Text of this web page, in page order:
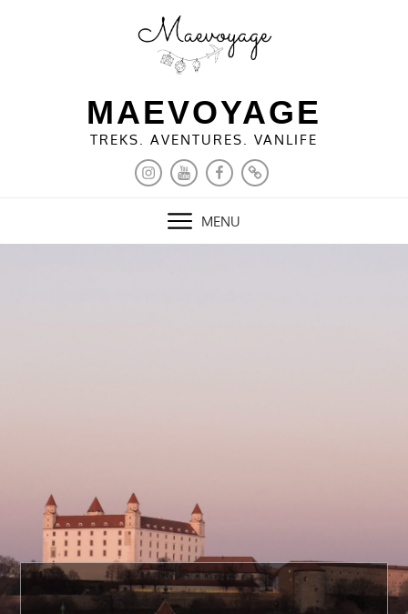
MAEVOYAGE
TREKS. AVENTURES. VANLIFE
INSTAGRAM
YOUTUBEFACEBOOKPINTEREST
MENU